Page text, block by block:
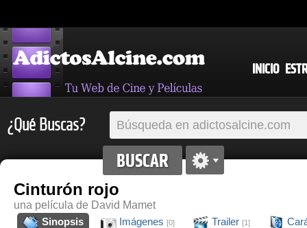
INICIO
¿Qué Buscas?
Cinturón rojo
una película de David Mamet
Sinopsis
Imágenes [0] Trailer [1]